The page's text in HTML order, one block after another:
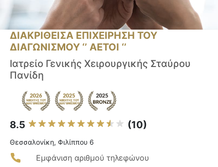
ΔΙΑΚΡΙΘΕΙΣΑ ΕΠΙΧΕΙΡΗΣΗ ΤΟΥ
ΔΙΑΓΩΝΙΣΜΟΥ ‘’ ΑΕΤΟΙ ‘’
Ιατρείο Γενικής Χειρουργικής Σταύρου
Πανίδη
8.5 (10)
Θεσσαλονίκη, Φιλίππου 6
Εμφάνιση αριθμού τηλεφώνου